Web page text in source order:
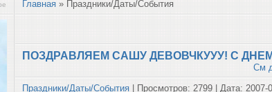
Главная » Праздники/Даты/События
ПОЗДРАВЛЯЕМ САШУ ДЕВОВЧКУУУ! С
См
Праздники/Даты/События | Просмотров: 2799 | Дата: 2007-